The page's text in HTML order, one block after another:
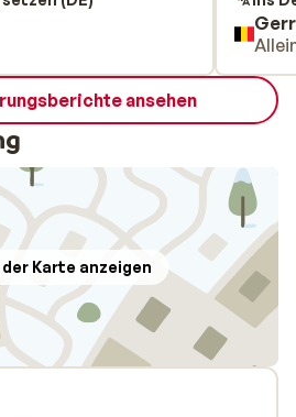
ansehen
Karte anzeigen